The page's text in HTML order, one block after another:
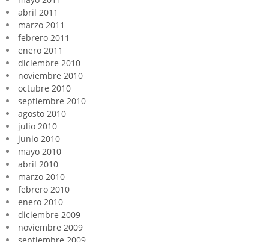
abril 2011
marzo 2011
febrero 2011
enero 2011
diciembre 2010
noviembre 2010
octubre 2010
septiembre 2010
agosto 2010
julio 2010
junio 2010
mayo 2010
abril 2010
marzo 2010
febrero 2010
enero 2010
diciembre 2009
noviembre 2009